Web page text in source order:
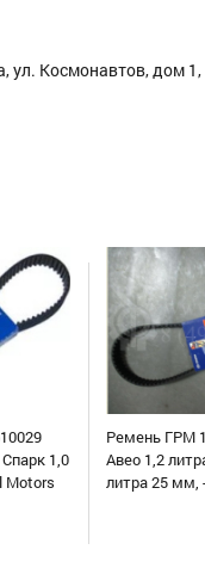
Космонавтов, дом 1,
1,0
Motors
Ремень ГРМ
Авео 1,2
литра 25 мм,